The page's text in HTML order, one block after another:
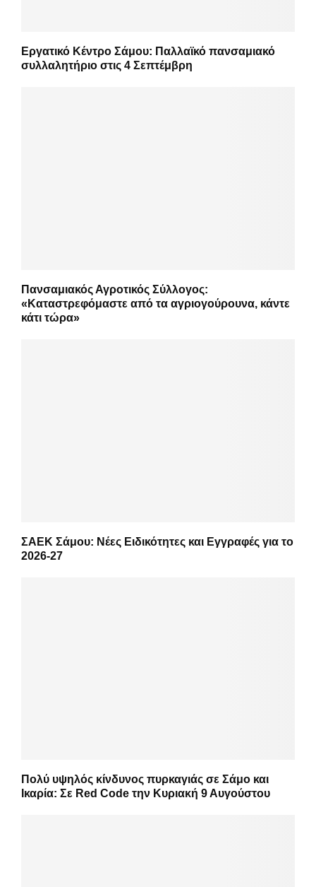
Εργατικό Κέντρο Σάμου: Παλλαϊκό πανσαμιακό
συλλαλητήριο στις 4 Σεπτέμβρη
Πανσαμιακός Αγροτικός Σύλλογος:
«Καταστρεφόμαστε από τα αγριογούρουνα, κάντε
κάτι τώρα»
ΣΑΕΚ Σάμου: Νέες Ειδικότητες και Εγγραφές για το
2026-27
Πολύ υψηλός κίνδυνος πυρκαγιάς σε Σάμο και
Ικαρία: Σε Red Code την Κυριακή 9 Αυγούστου